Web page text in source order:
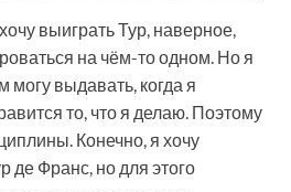
выиграть Тур, наверное,
на чём-то одном. Но я
выдавать, когда я
то, что я делаю. Поэтому
Конечно, я хочу
де Франс, но для этого